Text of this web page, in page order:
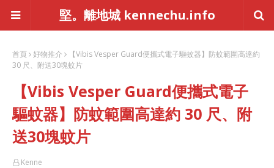
堅。離地城 kennechu.info
首頁 好物推介
【Vibis Vesper Guard便攜式電子驅蚊器】防蚊範圍高達約
30 尺、附送30塊蚊片
【Vibis Vesper Guard便攜式電子
驅蚊器】防蚊範圍高達約 30 尺、附
送30塊蚊片
Kenne